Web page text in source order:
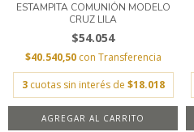
ESTAMPITA COMUNIÓN MODELO
CRUZ LILA
$54.054
$40.540,50 con Transferencia
3 cuotas sin interés de $18.018
AGREGAR AL CARRITO